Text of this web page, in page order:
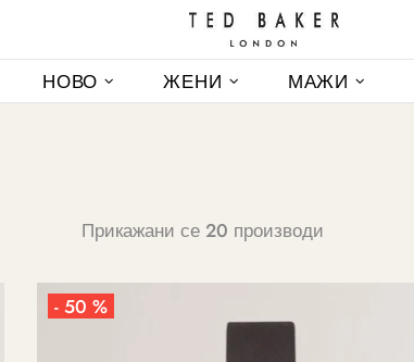
НОВО ЖЕНИ МАЖИ
Прикажани се 20 производи
- 50 %